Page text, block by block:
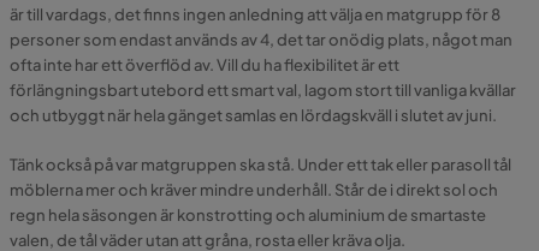
är till vardags, det finns ingen anledning att välja en matgrupp för 8
personer som endast används av 4, det tar onödig plats, något man
ofta inte har ett överflöd av. Vill du ha flexibilitet är ett
förlängningsbart utebord ett smart val, lagom stort till vanliga kvällar
och utbyggt när hela gänget samlas en lördagskväll i slutet av juni.
Tänk också på var matgruppen ska stå. Under ett tak eller parasoll tål
möblerna mer och kräver mindre underhåll. Står de i direkt sol och
regn hela säsongen är konstrotting och aluminium de smartaste
valen, de tål väder utan att gråna, rosta eller kräva olja.